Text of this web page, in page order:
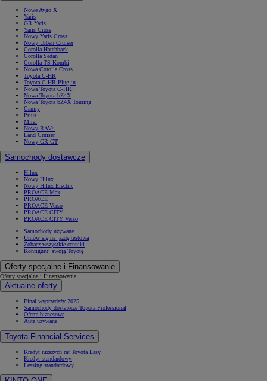
Nowe Aygo X
Yaris
GR Yaris
Yaris Cross
Nowy Yaris Cross
Nowy Urban Cruiser
Corolla Hatchback
Corolla Sedan
Corolla TS Kombi
Nowa Corolla Cross
Toyota C-HR
Toyota C-HR Plug-in
Nowa Toyota C-HR+
Nowa Toyota bZ4X
Nowa Toyota bZ4X Touring
Camry
Prius
Mirai
Nowy RAV4
Land Cruiser
Nowy GR GT
Samochody dostawcze
Hilux
Nowy Hilux
Nowy Hilux Electric
PROACE Max
PROACE
PROACE Verso
PROACE CITY
PROACE CITY Verso
Samochody używane
Umów się na jazdę testową
Zobacz wszystkie cenniki
Konfiguruj swoją Toyotę
Oferty specjalne i Finansowanie
Oferty specjalne i Finansowanie
Aktualne oferty
Finał wyprzedaży 2025
Samochody dostawcze Toyota Professional
Oferta biznesowa
Auta używane
Toyota Financial Services
Kredyt niższych rat Toyota Easy
Kredyt standardowy
Leasing standardowy